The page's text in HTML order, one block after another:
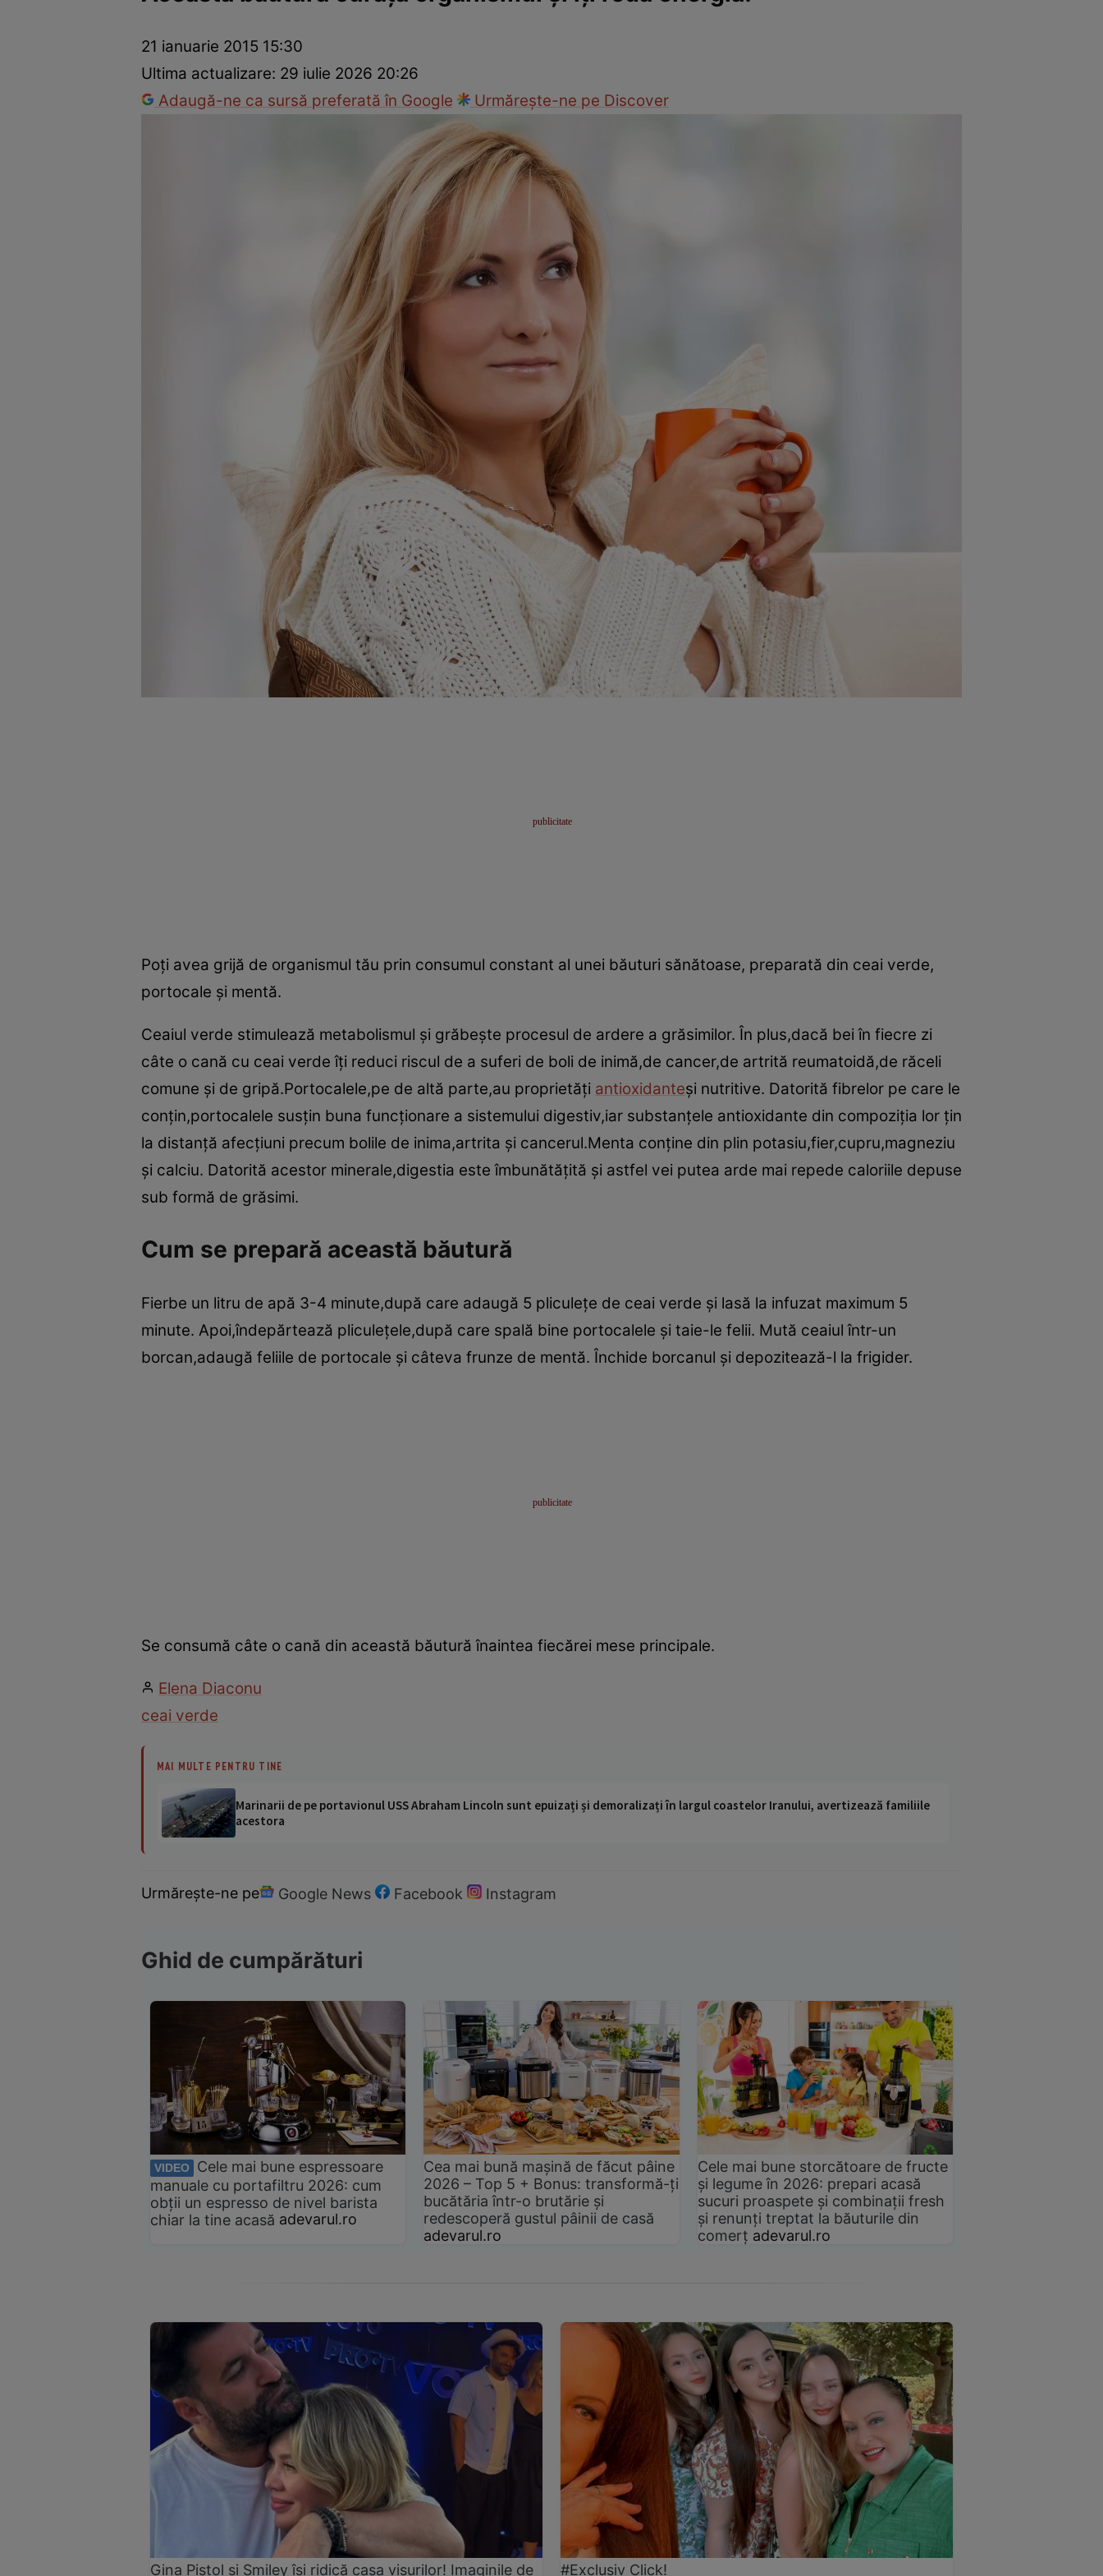
Dezvoltare personalăÎngrijire personalăCasă și grădină
21 ianuarie 2015 15:30
Ultima actualizare: 29 iulie 2026 20:26
Adaugă-ne ca sursă preferată în Google
Urmărește-ne pe Discover
Poţi avea grijă de organismul tău prin consumul constant al unei băuturi sănătoase, preparată din ceai verde,
portocale şi mentă.
Ceaiul verde stimulează metabolismul şi grăbeşte procesul de ardere a grăsimilor. În plus,dacă bei în fiecre zi
câte o cană cu ceai verde îţi reduci riscul de a suferi de boli de inimă,de cancer,de artrită reumatoidă,de răceli
comune şi de gripă.Portocalele,pe de altă parte,au proprietăţi antioxidanteşi nutritive. Datorită fibrelor pe care le
conţin,portocalele susţin buna funcţionare a sistemului digestiv,iar substanţele antioxidante din compoziţia lor ţin
la distanţă afecţiuni precum bolile de inima,artrita şi cancerul.Menta conţine din plin potasiu,fier,cupru,magneziu
şi calciu. Datorită acestor minerale,digestia este îmbunătăţită şi astfel vei putea arde mai repede caloriile depuse
sub formă de grăsimi.
Cum se prepară această băutură
Fierbe un litru de apă 3-4 minute,după care adaugă 5 pliculeţe de ceai verde şi lasă la infuzat maximum 5
minute. Apoi,îndepărtează pliculeţele,după care spală bine portocalele şi taie-le felii. Mută ceaiul într-un
borcan,adaugă feliile de portocale şi câteva frunze de mentă. Închide borcanul şi depozitează-l la frigider.
Se consumă câte o cană din această băutură înaintea fiecărei mese principale.
Elena Diaconu
ceai verde
MAI MULTE PENTRU TINE
Marinarii de pe portavionul USS Abraham Lincoln sunt epuizați și demoralizați în largul coastelor Iranului, avertizează familiile
acestora
Urmărește-ne pe Google News Facebook Instagram
Ghid de cumpărături
VIDEO
Cele mai bune espressoare
manuale cu portafiltru 2026: cum
obții un espresso de nivel barista
chiar la tine acasă adevarul.ro
Cea mai bună mașină de făcut pâine
2026 – Top 5 + Bonus: transformă-ți
bucătăria într-o brutărie și
redescoperă gustul pâinii de casă
adevarul.ro
Cele mai bune storcătoare de fructe
și legume în 2026: prepari acasă
sucuri proaspete și combinații fresh
și renunți treptat la băuturile din
comerț adevarul.ro
Gina Pistol și Smiley își ridică casa visurilor! Imaginile de #Exclusiv Click!